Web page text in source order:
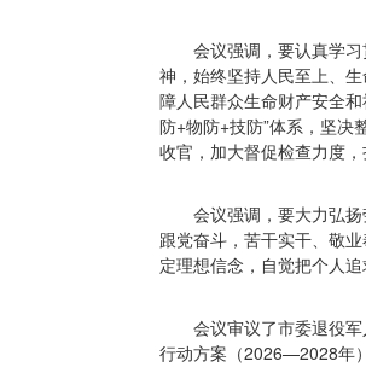
会议强调，要认真学
神，始终坚持人民至上、
障人民群众生命财产安全
防+物防+技防”体系，坚决
收官，加大督促检查力度
会议强调，要大力弘
跟党奋斗，苦干实干、敬
定理想信念，自觉把个人
会议审议了市委退役
行动方案（2026—2028年